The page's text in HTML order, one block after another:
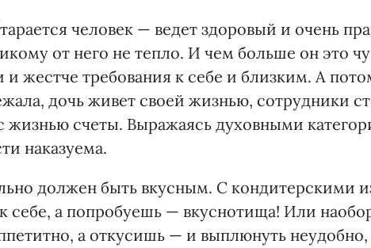
человек — ведет здоровый и очень
от него не тепло. И чем больше он это
и жестче требования к себе и близким. А
дочь живет своей жизнью, сотрудники
жизнью счеты. Выражаясь духовными
наказуема.
должен быть вкусным. С кондитерскими
себе, а попробуешь — вкуснотища! Или
а откусишь — и выплюнуть